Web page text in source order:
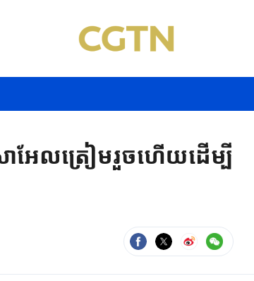
ាអែលត្រៀមរួចហើយដើម្បី